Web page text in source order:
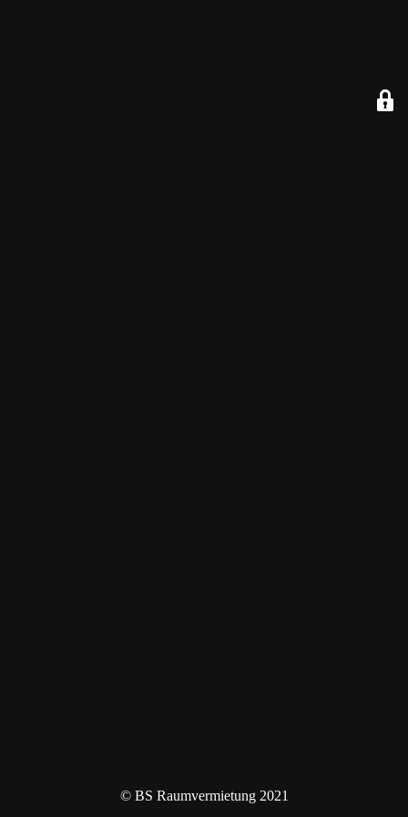
© BS Raumvermietung 2021